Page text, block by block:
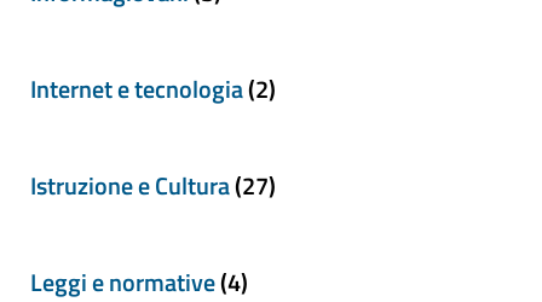
Internet e tecnologia(2)
Istruzione e Cultura(27)
Leggi e normative(4)